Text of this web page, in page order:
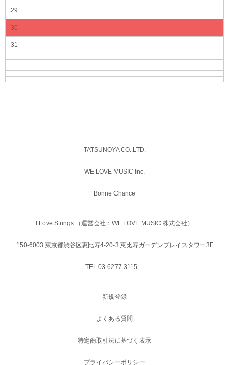
29
30
31
TATSUNOYA CO.,LTD.
WE LOVE MUSIC Inc.
Bonne Chance
I Love Strings.（運営会社：WE LOVE MUSIC 株式会社）
150-6003 東京都渋谷区恵比寿4-20-3 恵比寿ガーデンプレイスタワー3F
TEL 03-6277-3115
新規登録
よくある質問
特定商取引法に基づく表示
プライバシーポリシー